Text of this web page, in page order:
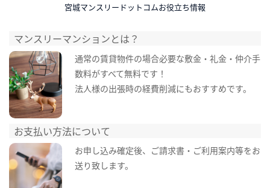
宮城マンスリードットコムお役立ち情報
マンスリーマンションとは？
通常の賃貸物件の場合必要な敷金・礼金・仲介手
数料がすべて無料です！
法人様の出張時の経費削減にもおすすめです。
お支払い方法について
お申し込み確定後、ご請求書・ご利用案内等をお
送り致します。